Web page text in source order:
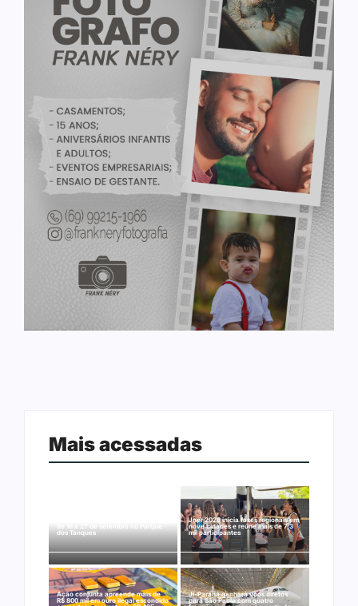
Mais acessadas
dos Tanques
Joer 2026 inicia fases regionais em
nove cidades e reúne mais de 7,3
mil participantes
Ação conjunta apreende mais de
R$ 800 mil em ouro ilegal escondido
Ji-Paraná ganhará voos diretos
para São Paulo com quatro